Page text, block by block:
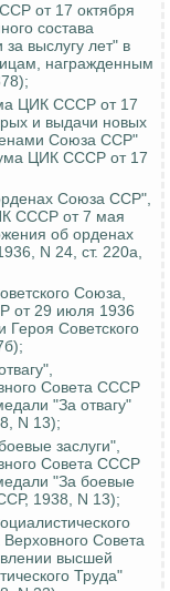
от 17 октября
состава
выслугу лет" в
награжденным
ЦИК СССР от 17
и выдачи новых
Союза ССР"
ЦИК СССР от 17
Союза ССР",
СССР от 7 мая
об орденах
N 24, ст. 220а,
Союза,
от 29 июля 1936
Героя Советского
Совета СССР
"За отвагу"
N 13);
заслуги",
Совета СССР
"За боевые
1938, N 13);
Совета
высшей
Труда"